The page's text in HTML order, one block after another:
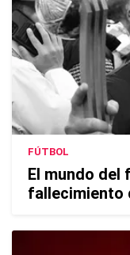
FÚTBOL
El mundo del
fallecimiento